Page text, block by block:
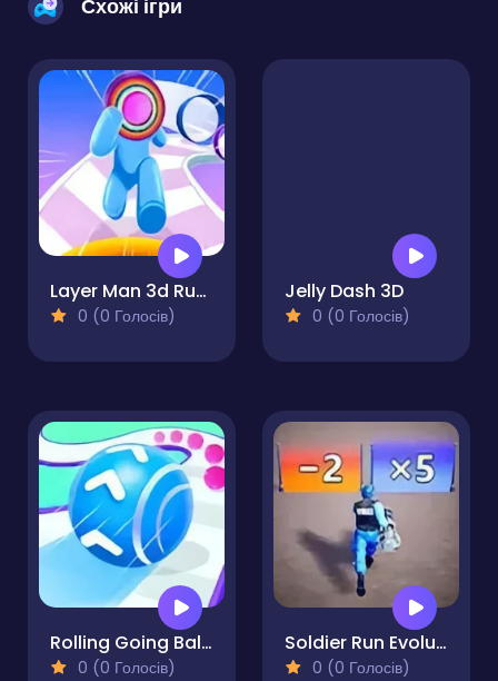
Схожі ігри
Layer Man 3d Run Collect
0 (0 Голосів)
Jelly Dash 3D
0 (0 Голосів)
Rolling Going Balls
0 (0 Голосів)
Soldier Run Evolution
0 (0 Голосів)